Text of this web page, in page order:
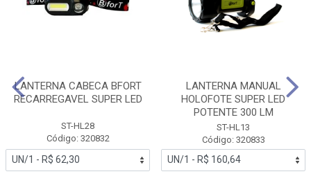
LANTERNA CABECA BFORT
RECARREGAVEL SUPER LED
ST-HL28
Código: 320832
LANTERNA MANUAL
HOLOFOTE SUPER LED
POTENTE 300 LM
ST-HL13
Código: 320833